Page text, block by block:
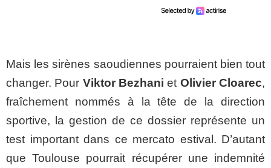
Mais les sirènes saoudiennes pourraient bien tout
changer. Pour Viktor Bezhaniet Olivier Cloarec,
fraîchement nommés à la tête de la direction
sportive, la gestion de ce dossier représente un
test important dans ce mercato estival. D’autant
que Toulouse pourrait récupérer une indemnité